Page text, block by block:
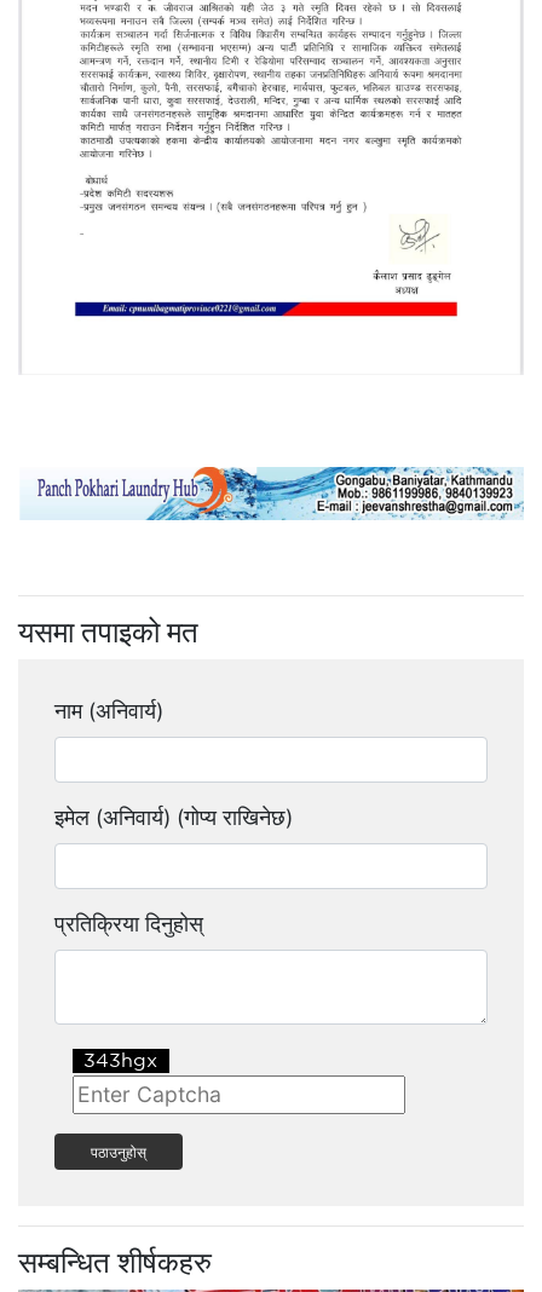
यसमा तपाइको मत
नाम (अनिवार्य)
इमेल (अनिवार्य) (गोप्य राखिनेछ)
प्रतिक्रिया दिनुहोस्
पठाउनुहोस्
सम्बन्धित शीर्षकहरु